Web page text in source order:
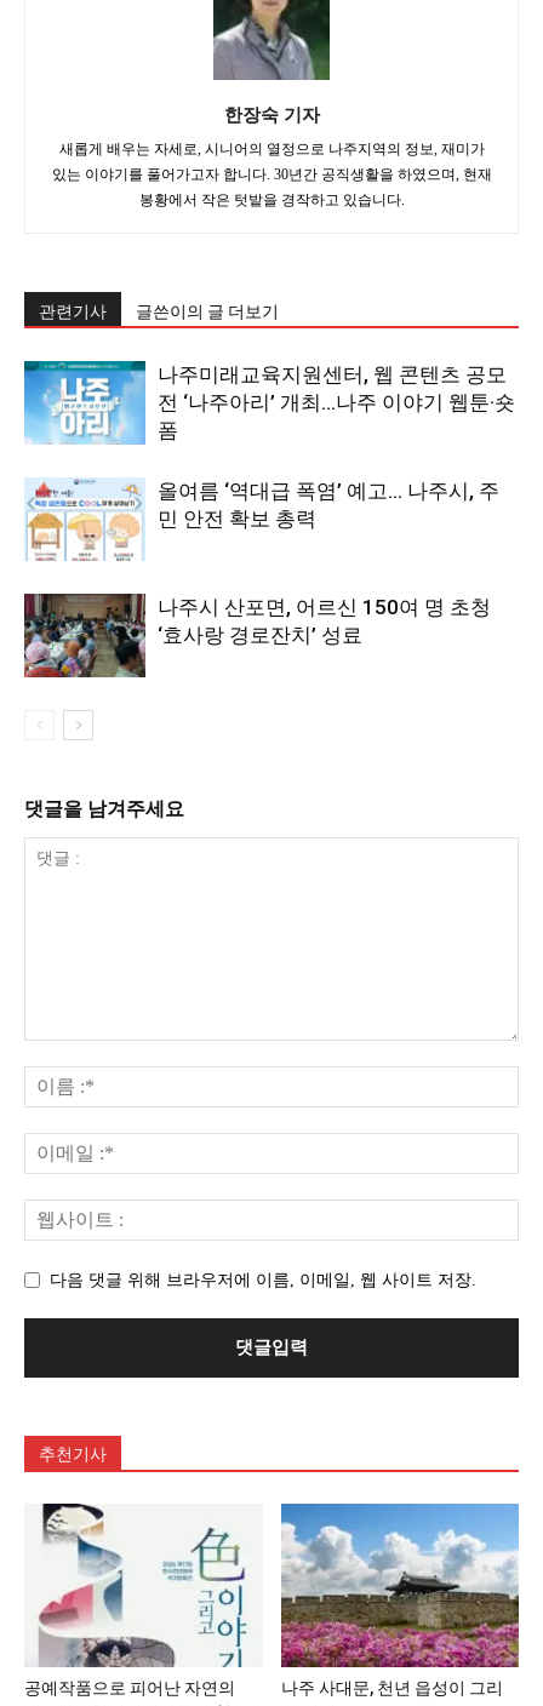
한장숙 기자
새롭게 배우는 자세로, 시니어의 열정으로 나주지역의 정보, 재미가
있는 이야기를 풀어가고자 합니다. 30년간 공직생활을 하였으며, 현재
봉황에서 작은 텃밭을 경작하고 있습니다.
관련기사 글쓴이의 글 더보기
나주미래교육지원센터, 웹 콘텐츠 공모
전 ‘나주아리’ 개최…나주 이야기 웹툰·숏
폼
올여름 ‘역대급 폭염’ 예고… 나주시, 주
민 안전 확보 총력
나주시 산포면, 어르신 150여 명 초청
‘효사랑 경로잔치’ 성료
댓글을 남겨주세요
다음 댓글 위해 브라우저에 이름, 이메일, 웹 사이트 저장.
추천기사
공예작품으로 피어난 자연의
나주 사대문, 천년 읍성이 그리